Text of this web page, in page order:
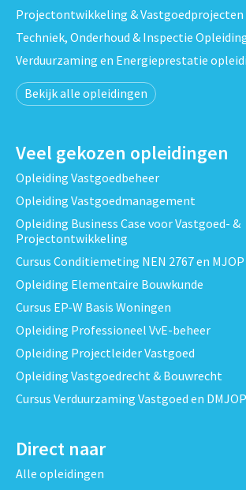
Projectontwikkeling &
Techniek, Onderhoud & Inspectie
Verduurzaming en Energieprestatie
Bekijk alle opleidingen
Veel gekozen opleidingen
Opleiding Vastgoedbeheer
Opleiding Vastgoedmanagement
Opleiding Business Case voor Vastgoed- &
Projectontwikkeling
Cursus Conditiemeting NEN 2767 en MJOP
Opleiding Elementaire Bouwkunde
Cursus EP-W Basis Woningen
Opleiding Professioneel VvE-beheer
Opleiding Projectleider Vastgoed
Opleiding Vastgoedrecht & Bouwrecht
Cursus Verduurzaming Vastgoed en DMJOP
Direct naar
Alle opleidingen